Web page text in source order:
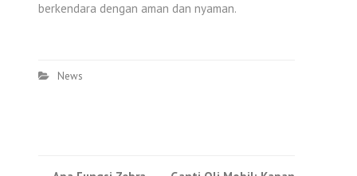
berkendara dengan aman dan nyaman.
News